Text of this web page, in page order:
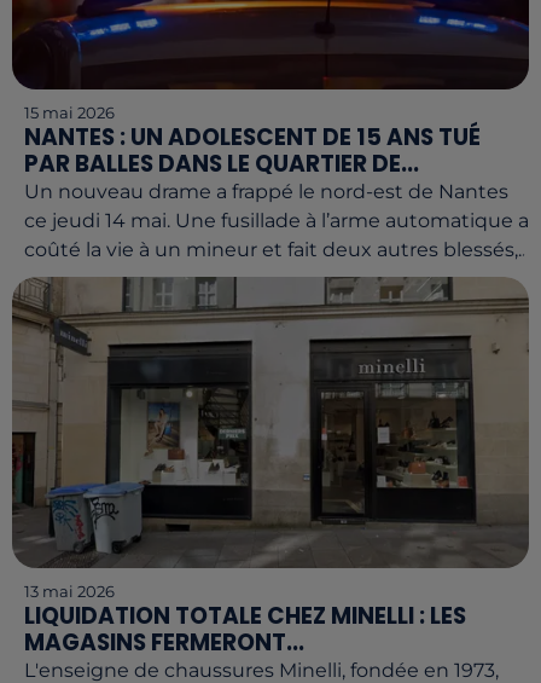
15 mai 2026
NANTES : UN ADOLESCENT DE 15 ANS TUÉ
PAR BALLES DANS LE QUARTIER DE...
Un nouveau drame a frappé le nord-est de Nantes
ce jeudi 14 mai. Une fusillade à l’arme automatique a
coûté la vie à un mineur et fait deux autres blessés,...
13 mai 2026
LIQUIDATION TOTALE CHEZ MINELLI : LES
MAGASINS FERMERONT...
L'enseigne de chaussures Minelli, fondée en 1973,